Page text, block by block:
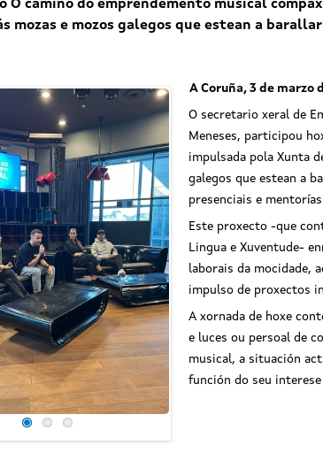
O camiño do emprendemento musical
mozas e mozos galegos que estean a
A Coruña, 3 de marzo
O secretario xeral de
Meneses, participou
impulsada pola Xunta
galegos que estean a
presenciais e
Este proxecto -que
Lingua e Xuventude-
laborais da mocidade,
impulso de proxectos
A xornada de hoxe
e luces ou persoal de
musical, a situación
función do seu